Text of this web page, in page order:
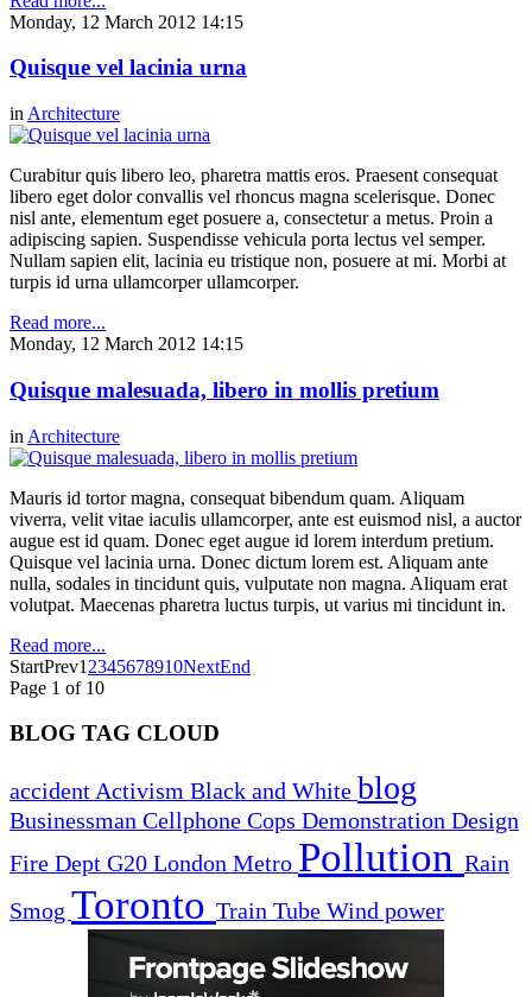
Monday, 12 March 2012 14:15
Quisque vel lacinia urna
in Architecture
Curabitur quis libero leo, pharetra mattis eros. Praesent consequat
libero eget dolor convallis vel rhoncus magna scelerisque. Donec
nisl ante, elementum eget posuere a, consectetur a metus. Proin a
adipiscing sapien. Suspendisse vehicula porta lectus vel semper.
Nullam sapien elit, lacinia eu tristique non, posuere at mi. Morbi at
turpis id urna ullamcorper ullamcorper.
Read more...
Monday, 12 March 2012 14:15
Quisque malesuada, libero in mollis pretium
in Architecture
Mauris id tortor magna, consequat bibendum quam. Aliquam
viverra, velit vitae iaculis ullamcorper, ante est euismod nisl, a auctor
augue est id quam. Donec eget augue id lorem interdum pretium.
Quisque vel lacinia urna. Donec dictum lorem est. Aliquam ante
nulla, sodales in tincidunt quis, vulputate non magna. Aliquam erat
volutpat. Maecenas pharetra luctus turpis, ut varius mi tincidunt in.
Read more...
StartPrev1 2345678910NextEnd
Page 1 of 10
BLOG TAG CLOUD
accident Activism Black and White blog
Businessman Cellphone Cops Demonstration Design
Fire Dept G20 London Metro Pollution Rain
Smog Toronto Train Tube Wind power